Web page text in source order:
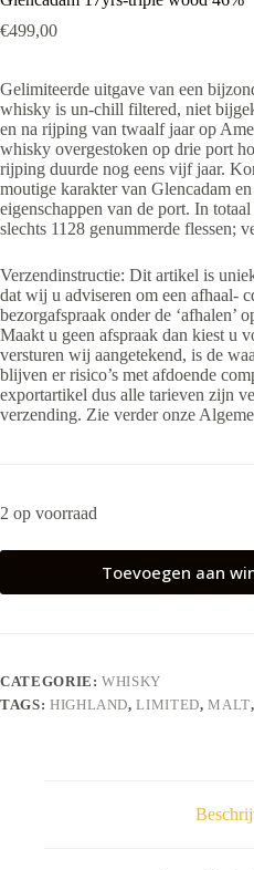
€499,00
Gelimiteerde uitgave van een
whisky is un-chill filtered, niet
en na rijping van twaalf jaar op
whisky overgestoken op drie port
rijping duurde nog eens vijf jaar.
moutige karakter van Glencadam
eigenschappen van de port. In
slechts 1128 genummerde flessen;
Verzendinstructie: Dit artikel is
dat wij u adviseren om een afhaal-
bezorgafspraak onder de ‘afhalen’
Maakt u geen afspraak dan kiest u
versturen wij aangetekend, is de
blijven er risico’s met afdoende
exportartikel dus alle tarieven zijn
verzending. Zie verder onze
2 op voorraad
Toevoegen aan
CATEGORIE:WHISKY
TAGS: HIGHLAND,LIMITED,MALT